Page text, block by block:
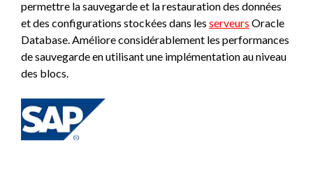
permettre la sauvegarde et la restauration des données
et des configurations stockées dans les serveurs Oracle
Database. Améliore considérablement les performances
de sauvegarde en utilisant une implémentation au niveau
des blocs.